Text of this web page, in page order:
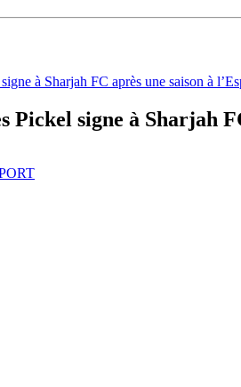
Pickel signe à Sharjah